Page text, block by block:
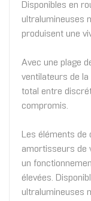
Disponibles en
ultralumineuses
produisent une
Avec une plage
ventilateurs de
total entre
compromis.
Les éléments de
amortisseurs de
un
élevées.
ultralumineuses